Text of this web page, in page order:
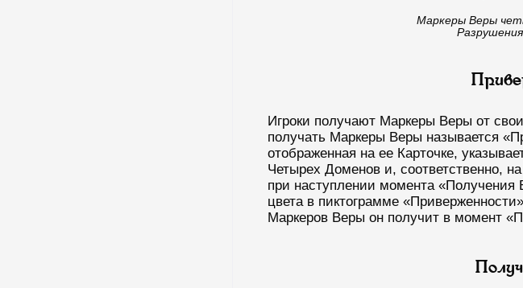
Маркеры Веры
Игроки получают Маркеры Веры от
получать Маркеры Веры называется
отображенная на ее Карточке,
Четырех Доменов и, соответственно,
при наступлении момента
цвета в пиктограмме
Маркеров Веры он получит в момент